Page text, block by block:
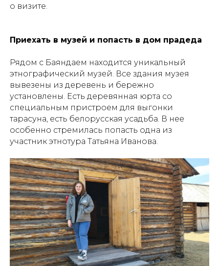
о визите.
Приехать в музей и попасть в дом прадеда
Рядом с Баяндаем находится уникальный
этнографический музей. Все здания музея
вывезены из деревень и бережно
установлены. Есть деревянная юрта со
специальным пристроем для выгонки
тарасуна, есть белорусская усадьба. В нее
особенно стремилась попасть одна из
участник этнотура Татьяна Иванова.